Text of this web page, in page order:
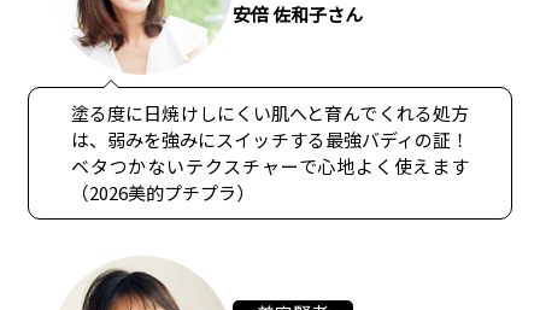
安倍 佐和子さん
塗る度に日焼けしにくい肌へと育んでくれる処方
は、弱みを強みにスイッチする最強バディの証！
ベタつかないテクスチャーで心地よく使えます
（2026美的プチプラ）